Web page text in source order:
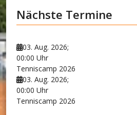
Nächste Termine
03. Aug. 2026;
00:00 Uhr
Tenniscamp 2026
03. Aug. 2026;
00:00 Uhr
Tenniscamp 2026